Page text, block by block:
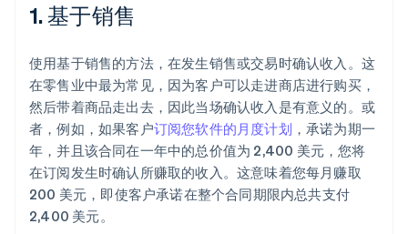
1. 基于销售
使用基于销售的方法，在发生销售或交易时确认收入。这
在零售业中最为常见，因为客户可以走进商店进行购买，
然后带着商品走出去，因此当场确认收入是有意义的。或
者，例如，如果客户订阅您软件的月度计划 ，承诺为期一
年，并且该合同在一年中的总价值为 2,400 美元，您将
在订阅发生时确认所赚取的收入。这意味着您每月赚取
200 美元，即使客户承诺在整个合同期限内总共支付
2,400 美元。